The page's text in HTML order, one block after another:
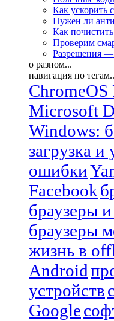
Как ускорить
Нужен ли
Как
Проверим
Разрешения —
о разном...
навигация по
ChromeOS
Microsoft
Windows:
загрузка и
ошибки
Facebook
браузеры
браузеры
жизнь в
Android
устройств
Google